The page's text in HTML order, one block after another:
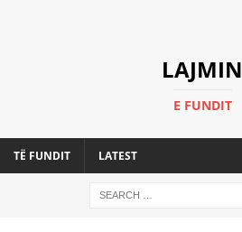
LAJMIN
E FUNDIT
TË FUNDIT LATEST